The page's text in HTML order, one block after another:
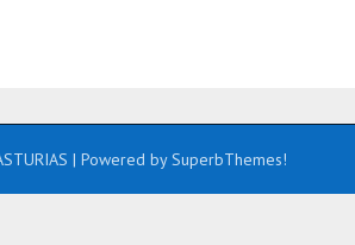
| Powered bySuperbThemes!